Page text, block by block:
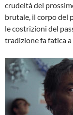
crudeltà del
brutale, il corpo del
le costrizioni del
tradizione fa fatica a